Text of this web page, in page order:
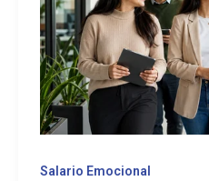
Salario Emocional